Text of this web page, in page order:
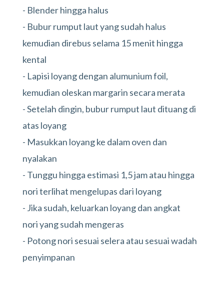
- Blender hingga halus
- Bubur rumput laut yang sudah halus
kemudian direbus selama 15 menit hingga
kental
- Lapisi loyang dengan alumunium foil,
kemudian oleskan margarin secara merata
- Setelah dingin, bubur rumput laut dituang di
atas loyang
- Masukkan loyang ke dalam oven dan
nyalakan
- Tunggu hingga estimasi 1,5 jam atau hingga
nori terlihat mengelupas dari loyang
- Jika sudah, keluarkan loyang dan angkat
nori yang sudah mengeras
- Potong nori sesuai selera atau sesuai wadah
penyimpanan